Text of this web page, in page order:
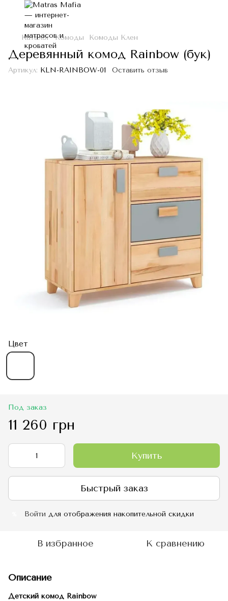
Каталог Комоды Комоды Клен
Деревянный комод Rainbow (бук)
Артикул: KLN-RAINBOW-01 Оставить отзыв
Цвет
Под заказ
11 260 грн
Купить
Быстрый заказ
Войти для отображения накопительной скидки
В избранное К сравнению
Описание
Детский комод Rainbow